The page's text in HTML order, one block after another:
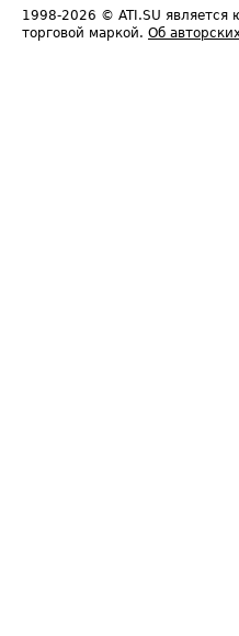
1998-2026 © ATI.SU является
торговой маркой. Об